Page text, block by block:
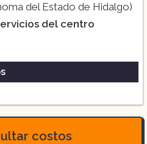
del Estado de Hidalgo)
del centro
costos